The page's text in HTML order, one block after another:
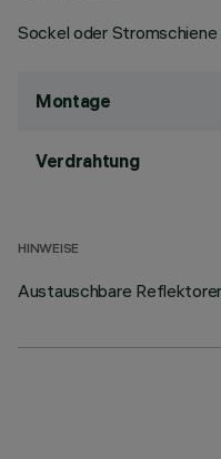
Sockel oder Stromschiene
Montage
Verdrahtung
HINWEISE
Austauschbare